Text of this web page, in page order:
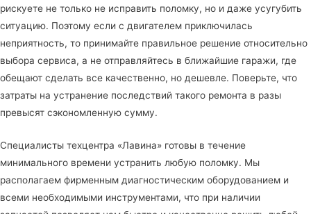
рискуете не только не исправить поломку, но и даже усугубить
ситуацию. Поэтому если с двигателем приключилась
неприятность, то принимайте правильное решение относительно
выбора сервиса, а не отправляйтесь в ближайшие гаражи, где
обещают сделать все качественно, но дешевле. Поверьте, что
затраты на устранение последствий такого ремонта в разы
превысят сэкономленную сумму.
Специалисты техцентра «Лавина» готовы в течение
минимального времени устранить любую поломку. Мы
располагаем фирменным диагностическим оборудованием и
всеми необходимыми инструментами, что при наличии